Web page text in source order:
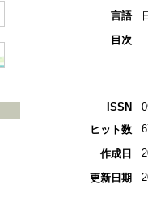
言語
目次
ISSN
ヒット数
作成日
更新日期